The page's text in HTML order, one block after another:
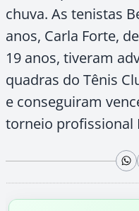
chuva. As tenistas
anos, Carla Forte,
19 anos, tiveram
quadras do Tênis
e conseguiram
torneio profissional